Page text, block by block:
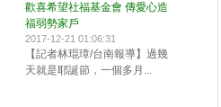
歡喜希望社福基金會 傳愛心造
福弱勢家戶
2017-12-21 01:06:31
【記者林琨璋/台南報導】過幾
天就是耶誕節，一個多月...